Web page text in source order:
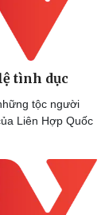
tình dục
tộc người
Liên Hợp Quốc